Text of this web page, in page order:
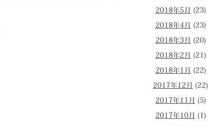
2018年5月 (23)
2018年4月 (23)
2018年3月 (20)
2018年2月 (21)
2018年1月 (22)
2017年12月 (22)
2017年11月 (5)
2017年10月 (1)